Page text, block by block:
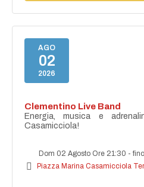
AGO
02
2026
Clementino Live Band
Energia, musica e
Casamicciola!
Dom 02 Agosto Ore 21:30 -
Piazza Marina Casamicciola